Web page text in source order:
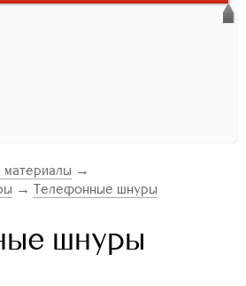
→
→ Телефонные шнуры
шнуры